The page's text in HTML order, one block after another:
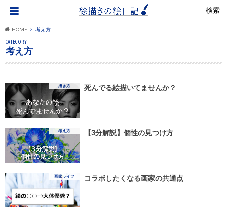
HOME 考え方
CATEGORY
考え方
描き方 死んでる絵描いてませんか？
考え方 【3分解説】個性の見つけ方
画家ライフ コラボしたくなる画家の共通点
検索